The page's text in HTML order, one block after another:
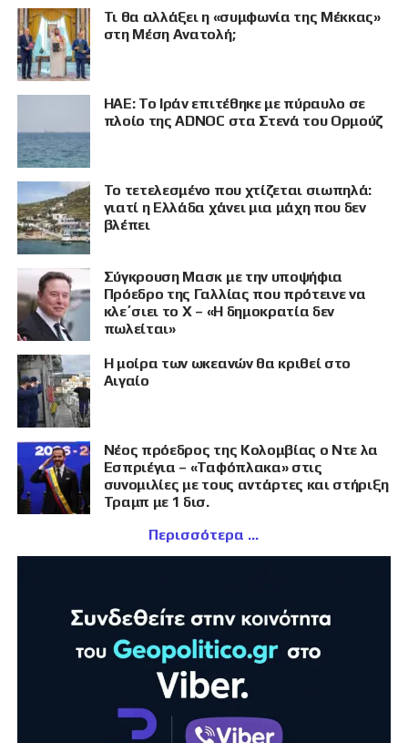
Τι θα αλλάξει η «συμφωνία της Μέκκας»
στη Μέση Ανατολή;
ΗΑΕ: Το Ιράν επιτέθηκε με πύραυλο σε
πλοίο της ADNOC στα Στενά του Ορμούζ
Το τετελεσμένο που χτίζεται σιωπηλά:
γιατί η Ελλάδα χάνει μια μάχη που δεν
βλέπει
Σύγκρουση Μασκ με την υποψήφια
Πρόεδρο της Γαλλίας που πρότεινε να
κλε΄σιει το X – «Η δημοκρατία δεν
πωλείται»
Η μοίρα των ωκεανών θα κριθεί στο
Αιγαίο
Νέος πρόεδρος της Κολομβίας ο Ντε λα
Εσπριέγια – «Ταφόπλακα» στις
συνομιλίες με τους αντάρτες και στήριξη
Τραμπ με 1 δισ.
Περισσότερα